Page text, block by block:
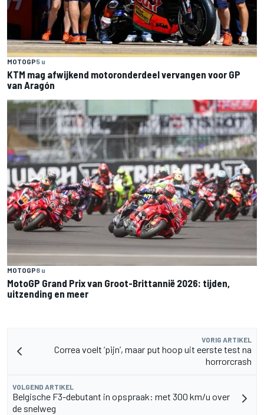
MOTOGP5 u
KTM mag afwijkend motoronderdeel vervangen voor GP
van Aragón
MOTOGP8 u
MotoGP Grand Prix van Groot-Brittannië 2026: tijden,
uitzending en meer
VORIG ARTIKEL
Correa voelt ‘pijn’, maar put hoop uit eerste test na
horrorcrash
VOLGEND ARTIKEL
Belgische F3-debutant in opspraak: met 300 km/u over
de snelweg